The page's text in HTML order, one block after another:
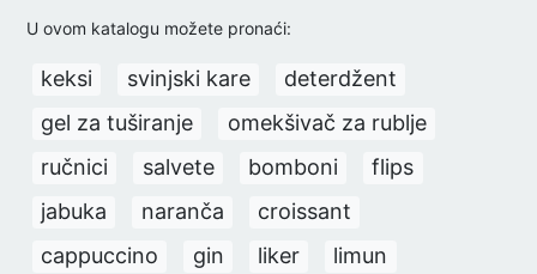
U ovom katalogu možete pronaći:
keksi svinjski kare
deterdžent
gel za tuširanje
omekšivač za rublje
ručnici
salvete bomboni
flips
jabuka
naranča
croissant
cappuccino
gin liker
limun